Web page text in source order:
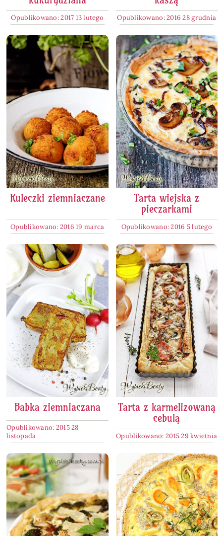
Opublikowano: 2017 13 lutego Opublikowano: 2016 28 grudnia
Kuleczki ziemniaczane
Opublikowano: 2016 19 marca
Tarta wiejska z
pieczarkami
Opublikowano: 2016 5 lutego
Babka ziemniaczana
Opublikowano: 2015 28
listopada
Tarta z karmelizowaną
cebulą
Opublikowano: 2015 29 kwietnia